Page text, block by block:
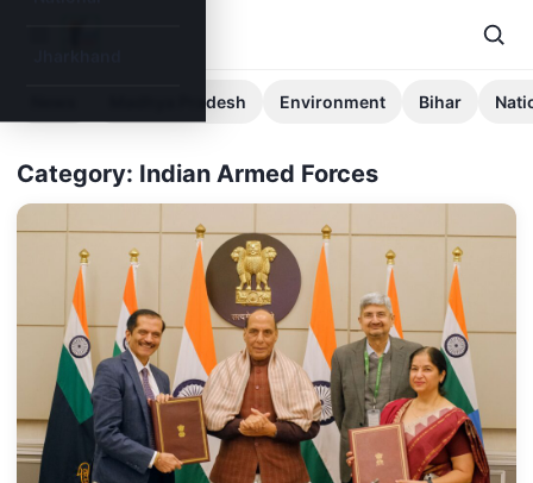
Madhya Pradesh Environment Bihar
Category: Indian Armed Forces